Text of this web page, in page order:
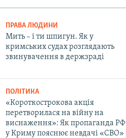
ПРАВА ЛЮДИНИ
Мить – і ти шпигун. Як у
кримських судах розглядають
звинувачення в держзраді
ПОЛІТИКА
«Короткострокова акція
перетворилася на війну на
виснаження»: Як пропаганда РФ
у Криму пояснює невдачі «СВО»